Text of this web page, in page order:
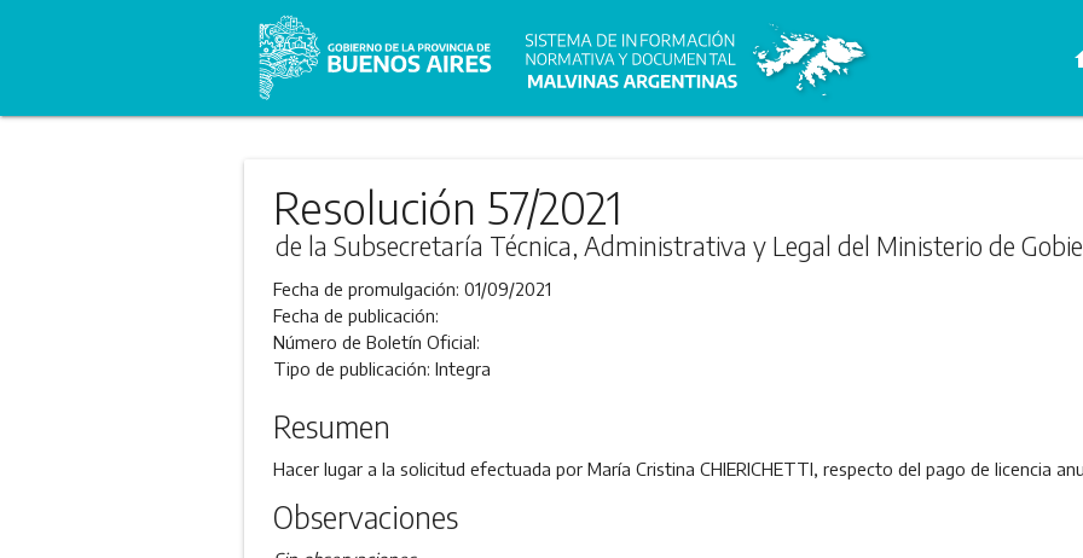
Resolución 57/2021
de la Subsecretaría Técnica, Administrativa y Legal del Ministerio de
Fecha de promulgación: 01/09/2021
Fecha de publicación:
Número de Boletín Oficial:
Tipo de publicación: Integra
Resumen
Hacer lugar a la solicitud efectuada por María Cristina CHIERICHETTI, respecto del pago de licencia
Observaciones